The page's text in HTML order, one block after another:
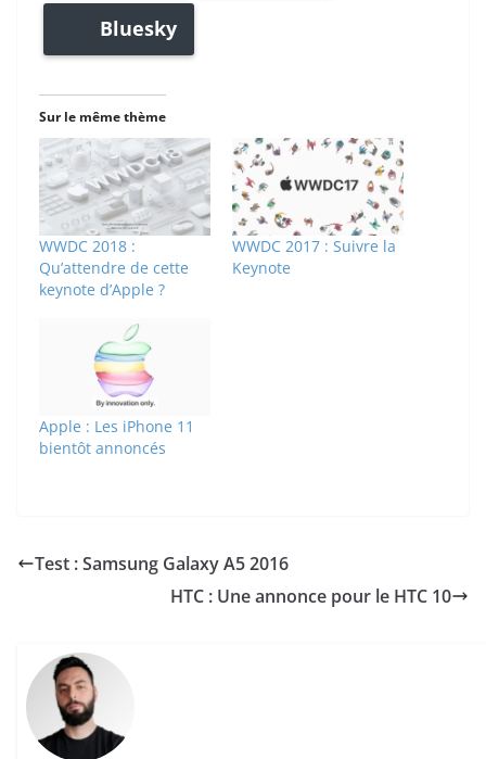
Bluesky
Sur le même thème
WWDC 2018 :
Qu’attendre de cette
keynote d’Apple ?
WWDC 2017 : Suivre la
Keynote
Apple : Les iPhone 11
bientôt annoncés
Test : Samsung Galaxy A5 2016
HTC : Une annonce pour le HTC 10